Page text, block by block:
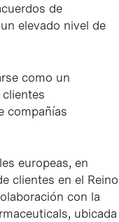
de
elevado nivel de
como un
compañías
europeas, en
clientes en el Reino
con la
ubicada